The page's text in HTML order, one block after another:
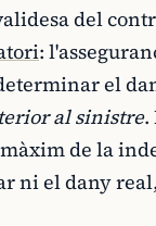
del
:
el
al sinistre.
de la
ni el dany